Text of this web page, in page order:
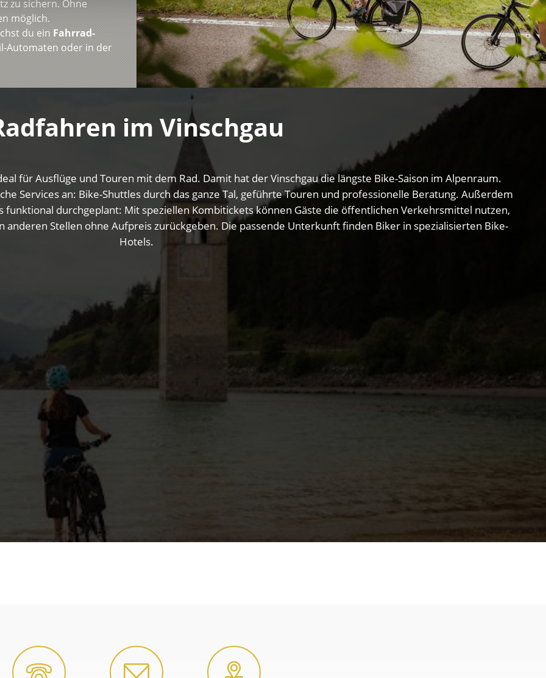
zu sichern. Ohne
möglich.
du ein Fahrrad-
Automaten oder in der
im Vinschgau
für Ausflüge und Touren mit dem Rad. Damit hat der Vinschgau die längste Bike-Saison im Alpenraum.
Services an: Bike-Shuttles durch das ganze Tal, geführte Touren und professionelle Beratung. Außerdem
funktional durchgeplant: Mit speziellen Kombitickets können Gäste die öffentlichen Verkehrsmittel nutzen,
anderen Stellen ohne Aufpreis zurückgeben. Die passende Unterkunft finden Biker in spezialisierten Bike-
Hotels.